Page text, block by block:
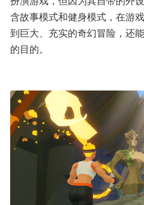
含故事模式和健身模式，在游
到巨大、充实的奇幻冒险，还
的目的。